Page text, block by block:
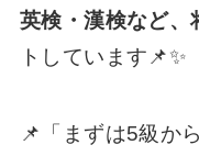
英検・漢検など、
トしています📌✨
📌「まずは5級か